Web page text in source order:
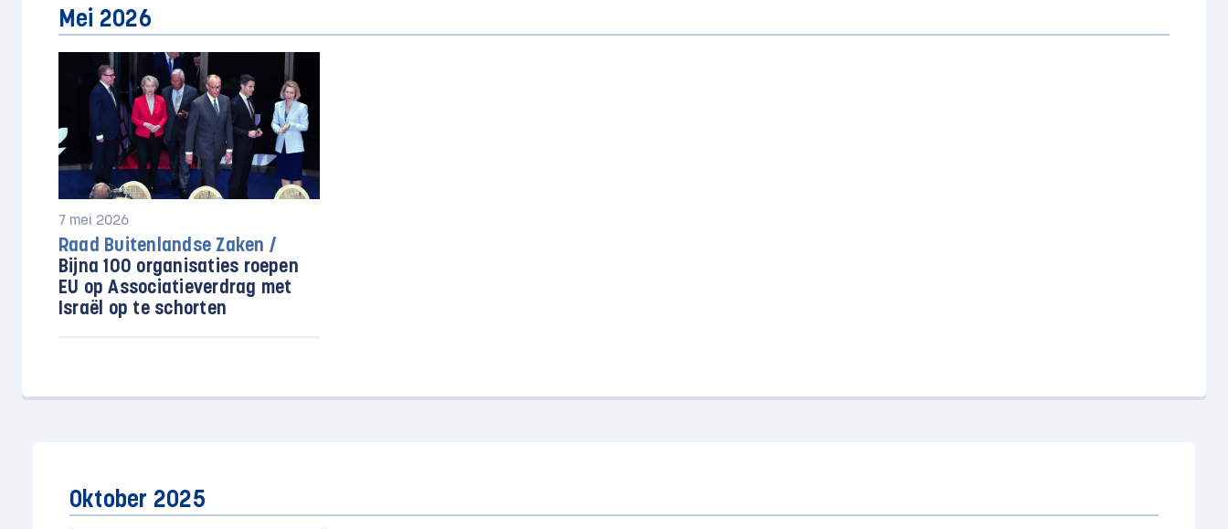
Mei 2026
7 mei 2026
Raad Buitenlandse Zaken /
Bijna 100 organisaties roepen
EU op Associatieverdrag met
Israël op te schorten
Oktober 2025